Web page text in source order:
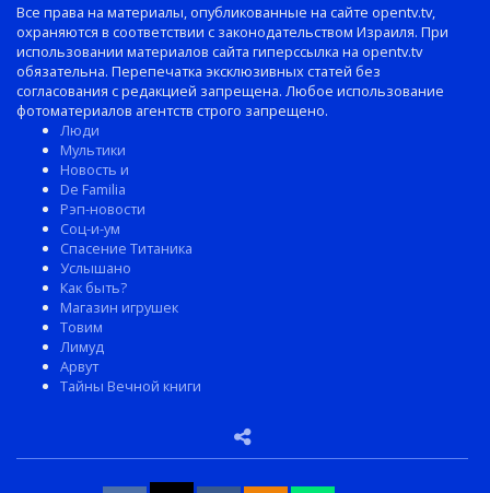
Все права на материалы, опубликованные на сайте opentv.tv,
охраняются в соответствии с законодательством Израиля. При
использовании материалов сайта гиперссылка на opentv.tv
обязательна. Перепечатка эксклюзивных статей без
согласования с редакцией запрещена. Любое использование
фотоматериалов агентств строго запрещено.
Люди
Мультики
Новость и
De Familia
Рэп-новости
Соц-и-ум
Спасение Титаника
Услышано
Как быть?
Магазин игрушек
Товим
Лимуд
Арвут
Тайны Вечной книги